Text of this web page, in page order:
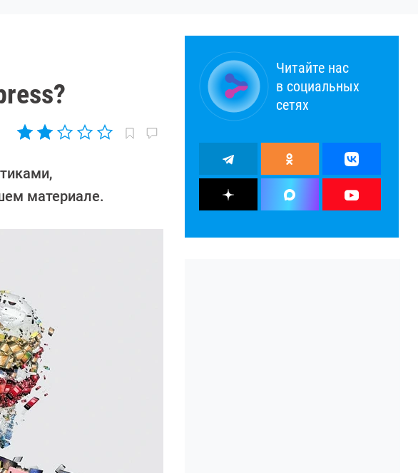
материале.
Читайте нас
в социальных
сетях